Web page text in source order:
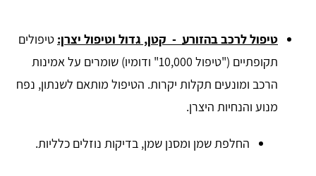
טיפול לרכב בהזורע - קטן, גדול וטיפול יצרן: טיפולים
תקופתיים ("טיפול 10,000" ודומיו) שומרים על אמינות
הרכב ומונעים תקלות יקרות. הטיפול מותאם לשנתון, נפח
מנוע והנחיות היצרן.
החלפת שמן ומסנן שמן, בדיקות נוזלים כלליות.